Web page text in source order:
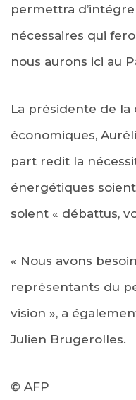
permettra
nécessaires qui
nous aurons ici au
La présidente de la
économiques,
part redit la
énergétiques soient
soient « débattus,
« Nous avons
représentants du
vision », a
Julien Brugerolles.
© AFP